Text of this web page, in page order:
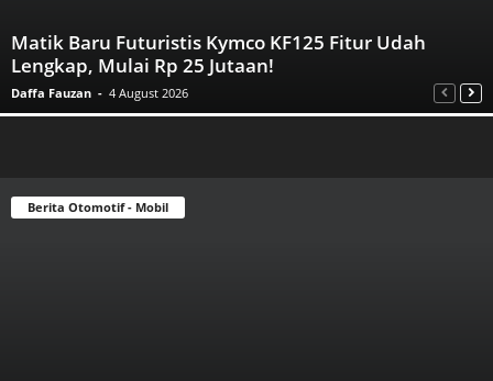
Matik Baru Futuristis Kymco KF125 Fitur Udah
Lengkap, Mulai Rp 25 Jutaan!
Daffa Fauzan - 4 August 2026
Berita Otomotif - Mobil